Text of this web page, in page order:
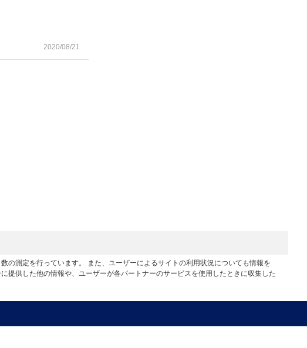
2020/08/21
の測定を行っています。 また、ユーザーによるサイトの利用状況についても情報を
提供した他の情報や、ユーザーが各パートナーのサービスを使用したときに収集した